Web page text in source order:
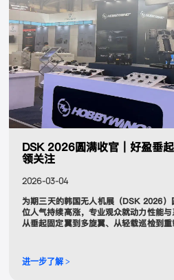
DSK 2026圆满收官｜好盈垂
领关注
2026-03-04
为期三天的韩国无人机展（DSK 2026
位人气持续高涨，专业观众就动力性能与
从垂起固定翼到多旋翼、从轻载巡检到重
进一步了解 >